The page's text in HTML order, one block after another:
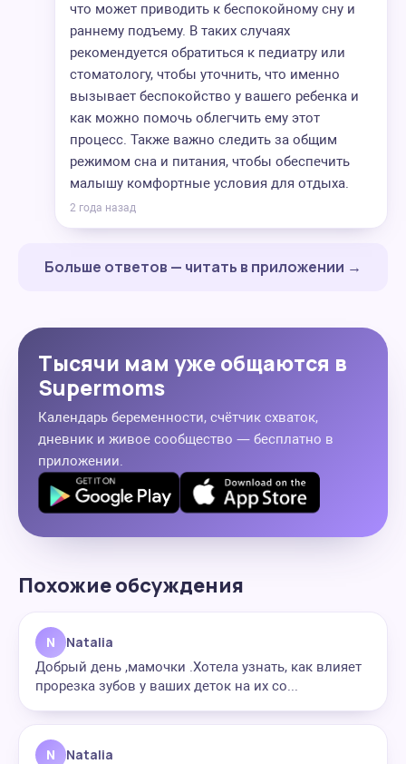
что может приводить к беспокойному сну и
раннему подъему. В таких случаях
рекомендуется обратиться к педиатру или
стоматологу, чтобы уточнить, что именно
вызывает беспокойство у вашего ребенка и
как можно помочь облегчить ему этот
процесс. Также важно следить за общим
режимом сна и питания, чтобы обеспечить
малышу комфортные условия для отдыха.
2 года назад
Больше ответов — читать в приложении →
Тысячи мам уже общаются в
Supermoms
Календарь беременности, счётчик схваток,
дневник и живое сообщество — бесплатно в
приложении.
Похожие обсуждения
N Natalia
Добрый день ,мамочки .Хотела узнать, как влияет
прорезка зубов у ваших деток на их со...
N Natalia